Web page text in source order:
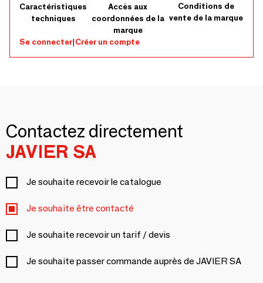
Caractéristiques
techniques
Accès aux
coordonnées de la
marque
Conditions de
vente de la marque
Se connecter|Créer un compte
Contactez directement
JAVIER SA
Je souhaite recevoir le catalogue
Je souhaite être contacté
Je souhaite recevoir un tarif / devis
Je souhaite passer commande auprès de JAVIER SA